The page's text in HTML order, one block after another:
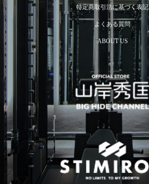
特定商取引法に基づく表記
よくある質問
ABOUT US